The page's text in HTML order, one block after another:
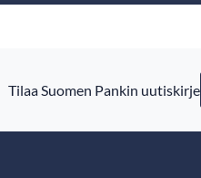
Tilaa Suomen Pankin uutiskirje